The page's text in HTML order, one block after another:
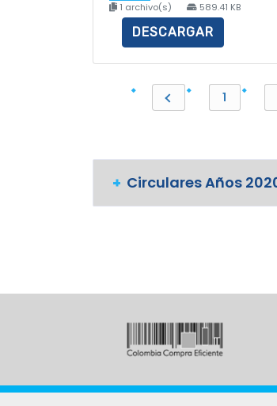
1 archivo(s) 589.41 KB
DESCARGAR
1
Circulares Años